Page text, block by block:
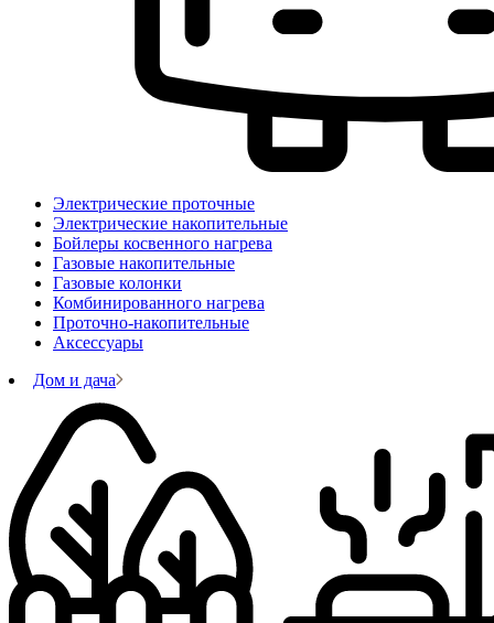
Электрические проточные
Электрические накопительные
Бойлеры косвенного нагрева
Газовые накопительные
Газовые колонки
Комбинированного нагрева
Проточно-накопительные
Аксессуары
Дом и дача